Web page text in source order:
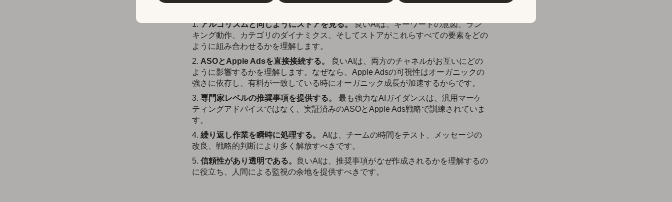
アプリストア成長に適した良いAIは、5つのことを行うべきです：
アルゴリズムと同じようにストアを見る。良いAIは、キーワードの意図、ラン
キング動作、カテゴリのダイナミクス、そしてストアがこれらすべての要素をどの
ように組み合わせるかを理解します。
ASOとApple Adsを直接接続する。
良いAIは、両方のチャネルがお互いにどの
ように影響するかを理解します。なぜなら、Apple Adsの可視性はオーガニックの
強さに依存し、有料が一致している時にオーガニック成長が加速するからです。
専門家レベルの推奨事項を提供する。 最も強力なAIガイダンスは、汎用マーケ
ティングアドバイスではなく、実証済みのASOとApple Ads戦略で訓練されていま
す。
繰り返し作業を瞬時に処理する。 AIは、チームの時間をテスト、メッセージの
改良、戦略的判断により多く解放すべきです。
信頼性があり透明である。
良いAIは、推奨事項がなぜ作成されるかを理解するの
に役立ち、人間による監視の余地を提供すべきです。